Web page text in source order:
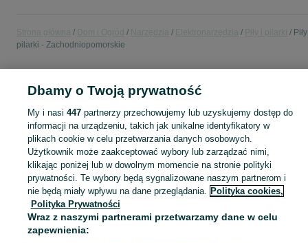
pilarki - Zachodniopomorskie
KATEGORIA
Sprzedaż pił i pilarek Zachodniopomorskie ▶️ Szeroki wybór różnych marek w atrakcyjnych cenach ✅ Nowe i używane ☝ Sprawdź oferty elektronarzędzia na OLX.pl! Zobacz
Mapa kategorii
Mapa miejscowości
Mapa ministron
Dbamy o Twoją prywatność
My i nasi 447partnerzy przechowujemy lub uzyskujemy dostęp do
informacji na urządzeniu, takich jak unikalne identyfikatory w
plikach cookie w celu przetwarzania danych osobowych.
Użytkownik może zaakceptować wybory lub zarządzać nimi,
klikając poniżej lub w dowolnym momencie na stronie polityki
prywatności. Te wybory będą sygnalizowane naszym partnerom i
nie będą miały wpływu na dane przeglądania. Polityka cookies,
Polityka Prywatności
Wraz z naszymi partnerami przetwarzamy dane w celu
zapewnienia: